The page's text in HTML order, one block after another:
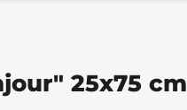
25x75 cm